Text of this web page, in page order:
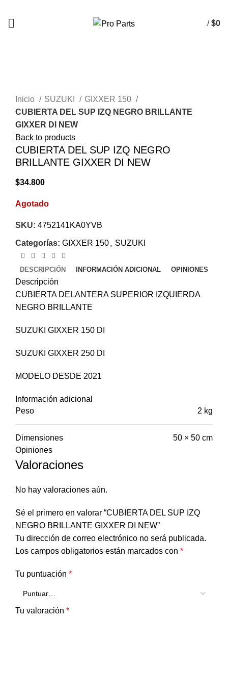
/ $0
Inicio
SUZUKI
GIXXER 150
CUBIERTA DEL SUP IZQ NEGRO BRILLANTE
GIXXER DI NEW
Back to products
CUBIERTA DEL SUP IZQ NEGRO
BRILLANTE GIXXER DI NEW
$34.800
Agotado
SKU: 4752141KA0YVB
Categorías: GIXXER 150, SUZUKI
DESCRIPCIÓN INFORMACIÓN ADICIONAL OPINIONES
Descripción
CUBIERTA DELANTERA SUPERIOR IZQUIERDA
NEGRO BRILLANTE
SUZUKI GIXXER 150 DI
SUZUKI GIXXER 250 DI
MODELO DESDE 2021
Información adicional
Peso
2 kg
Dimensiones
50 × 50 cm
Opiniones
Valoraciones
No hay valoraciones aún.
Sé el primero en valorar “CUBIERTA DEL SUP IZQ
NEGRO BRILLANTE GIXXER DI NEW”
Tu dirección de correo electrónico no será publicada.
Los campos obligatorios están marcados con *
Tu puntuación *
Tu valoración *